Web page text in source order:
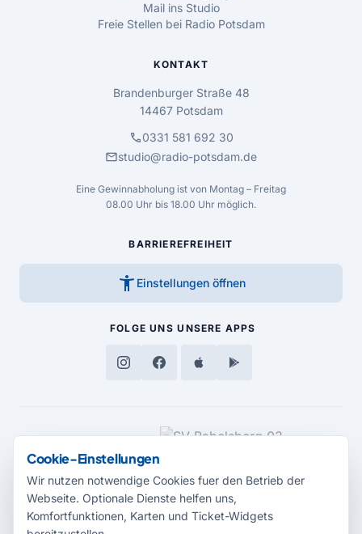
Mail ins Studio
Freie Stellen bei Radio Potsdam
KONTAKT
Brandenburger Straße 48
14467 Potsdam
call0331 581 692 30
mailstudio@radio-potsdam.de
Eine Gewinnabholung ist von Montag – Freitag
08.00 Uhr bis 18.00 Uhr möglich.
BARRIEREFREIHEIT
accessibility_new Einstellungen öffnen
FOLGE UNS UNSERE APPS
MEDIENPARTNER
Cookie-Einstellungen
Wir nutzen notwendige Cookies fuer den Betrieb der
Webseite. Optionale Dienste helfen uns,
Komfortfunktionen, Karten und Ticket-Widgets